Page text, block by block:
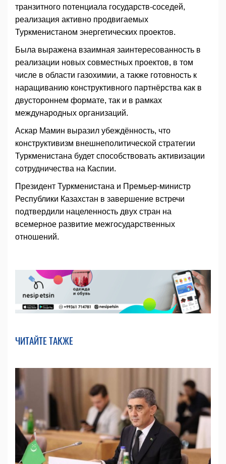
транзитного потенциала государств-соседей,
реализация активно продвигаемых
Туркменистаном энергетических проектов.
Была выражена взаимная заинтересованность в
реализации новых совместных проектов, в том
числе в области газохимии, а также готовность к
наращиванию конструктивного партнёрства как в
двустороннем формате, так и в рамках
международных организаций.
Аскар Мамин выразил убеждённость, что
конструктивизм внешнеполитической стратегии
Туркменистана будет способствовать активизации
сотрудничества на Каспии.
Президент Туркменистана и Премьер-министр
Республики Казахстан в завершение встречи
подтвердили нацеленность двух стран на
всемерное развитие межгосударственных
отношений.
ЧИТАЙТЕ ТАКЖЕ